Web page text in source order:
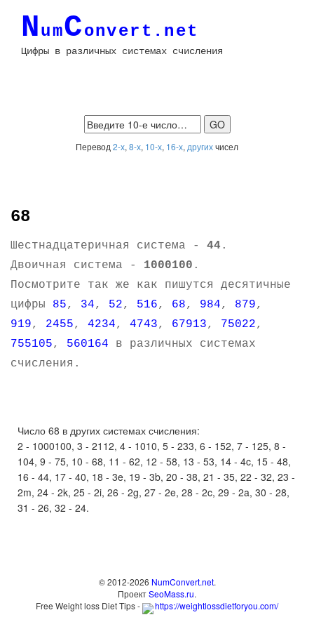
NumConvert.net
Цифры в различных системах счисления
Перевод 2-х, 8-х, 10-х, 16-х, другихчисел
68
Шестнадцатеричная система - 44 .
Двоичная система - 1000100 .
Посмотрите так же как пишутся десятичные
цифры 85, 34, 52, 516, 68, 984, 879,
919, 2455, 4234, 4743, 67913, 75022,
755105, 560164 в различных системах
счисления.
Число 68 в других системах счисления:
2 - 1000100, 3 - 2112, 4 - 1010, 5 - 233, 6 - 152, 7 - 125, 8 -
104, 9 - 75, 10 - 68, 11 - 62, 12 - 58, 13 - 53, 14 - 4c, 15 - 48,
16 - 44, 17 - 40, 18 - 3e, 19 - 3b, 20 - 38, 21 - 35, 22 - 32, 23 -
2m, 24 - 2k, 25 - 2i, 26 - 2g, 27 - 2e, 28 - 2c, 29 - 2a, 30 - 28,
31 - 26, 32 - 24.
© 2012-2026 NumConvert.net.
ПроектSeoMass.ru.
Free Weight loss Diet Tips -
https://weightlossdietforyou.com/